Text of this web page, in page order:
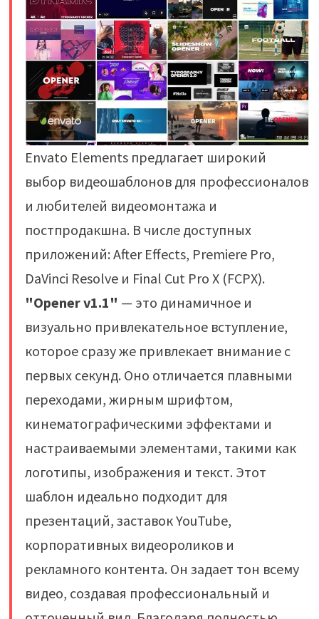
Envato Elements предлагает широкий
выбор видеошаблонов для профессионалов
и любителей видеомонтажа и
постпродакшна. В числе доступных
приложений: After Effects, Premiere Pro,
DaVinci Resolve и Final Cut Pro X (FCPX).
"Opener v1.1" — это динамичное и
визуально привлекательное вступление,
которое сразу же привлекает внимание с
первых секунд. Оно отличается плавными
переходами, жирным шрифтом,
кинематографическими эффектами и
настраиваемыми элементами, такими как
логотипы, изображения и текст. Этот
шаблон идеально подходит для
презентаций, заставок YouTube,
корпоративных видеороликов и
рекламного контента. Он задает тон всему
видео, создавая профессиональный и